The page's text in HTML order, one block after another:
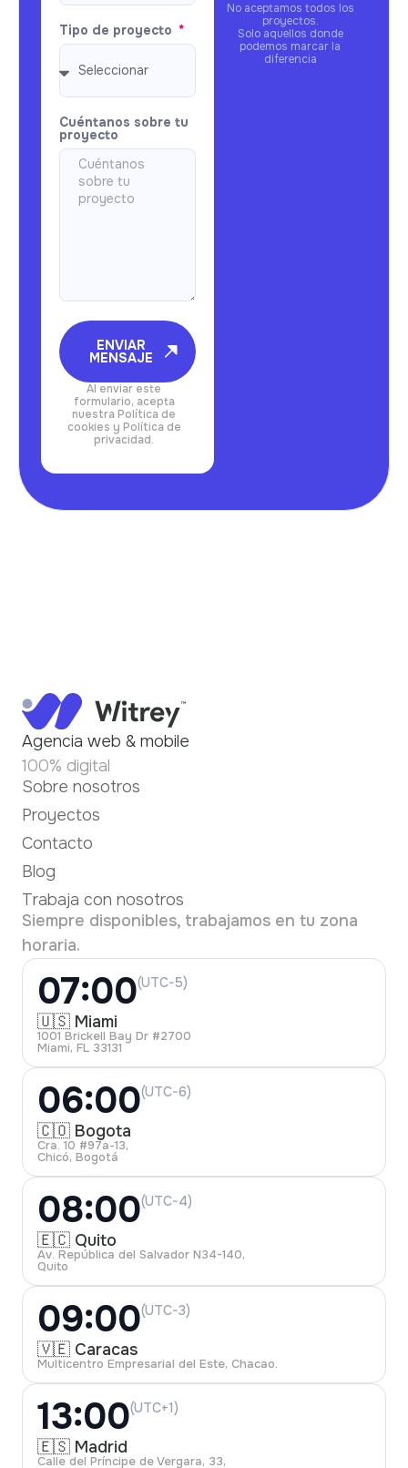
Tipo de proyecto
Cuéntanos sobre tu
proyecto
ENVIAR
MENSAJE
Al enviar este
formulario, acepta
nuestra Política de
cookies y Política de
privacidad.
No aceptamos todos los
proyectos.
Solo aquellos donde
podemos marcar la
diferencia
Agencia web & mobile
100% digital
Sobre nosotros
Proyectos
Contacto
Blog
Trabaja con nosotros
Siempre disponibles, trabajamos en tu zona
horaria.
07:00(UTC-5)
🇺🇸 Miami
1001 Brickell Bay Dr #2700
Miami, FL 33131
06:00(UTC-6)
🇨🇴 Bogota
Cra. 10 #97a-13,
Chicó, Bogotá
08:00(UTC-4)
🇪🇨 Quito
Av. República del Salvador N34-140,
Quito
09:00(UTC-3)
🇻🇪 Caracas
Multicentro Empresarial del Este, Chacao.
13:00(UTC+1)
🇪🇸 Madrid
Calle del Príncipe de Vergara, 33,